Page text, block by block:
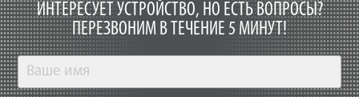
ИНТЕРЕСУЕТ УСТРОЙСТВО, НО ЕСТЬ ВОПРОСЫ?
ПЕРЕЗВОНИМ В ТЕЧЕНИЕ 5 МИНУТ!